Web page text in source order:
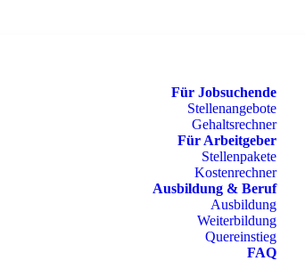
Für Jobsuchende
Stellenangebote
Gehaltsrechner
Für Arbeitgeber
Stellenpakete
Kostenrechner
Ausbildung & Beruf
Ausbildung
Weiterbildung
Quereinstieg
FAQ